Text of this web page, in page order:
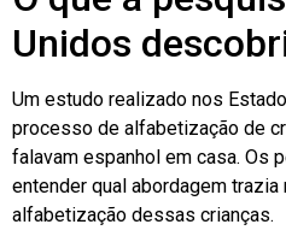
Unidos
Um estudo realizado nos
processo de alfabetização de
falavam espanhol em casa. Os
entender qual abordagem
alfabetização dessas crianças.